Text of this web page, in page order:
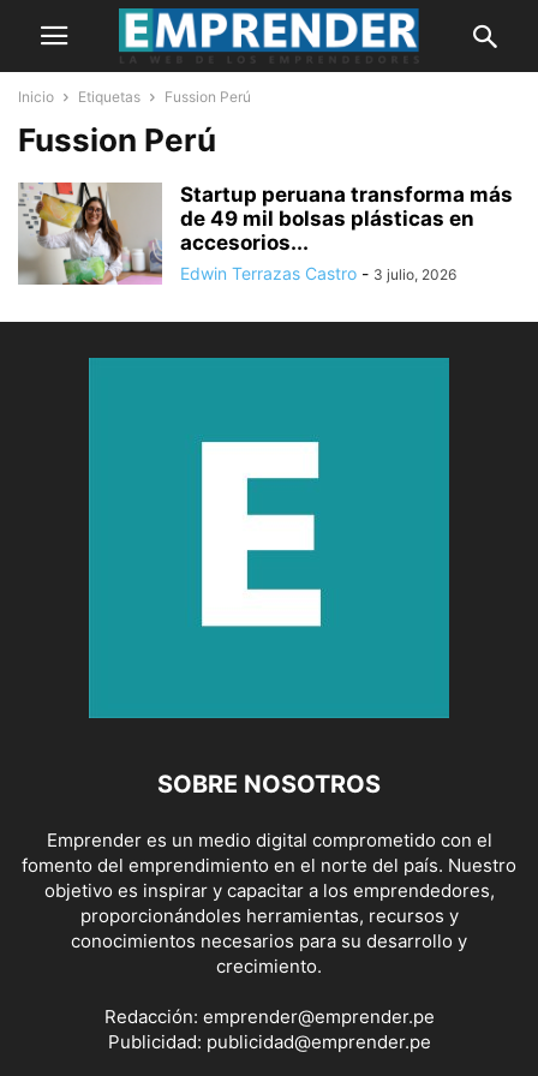
Inicio Etiquetas Fussion Perú
Fussion Perú
Startup peruana transforma más
de 49 mil bolsas plásticas en
accesorios...
Edwin Terrazas Castro - 3 julio, 2026
SOBRE NOSOTROS
Emprender es un medio digital comprometido con el
fomento del emprendimiento en el norte del país. Nuestro
objetivo es inspirar y capacitar a los emprendedores,
proporcionándoles herramientas, recursos y
conocimientos necesarios para su desarrollo y
crecimiento.
Redacción: emprender@emprender.pe
Publicidad: publicidad@emprender.pe